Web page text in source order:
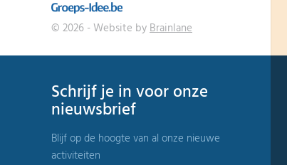
© 2026 - Website byBrainlane
Schrijf je in voor onze
nieuwsbrief
Blijf op de hoogte van al onze nieuwe
activiteiten